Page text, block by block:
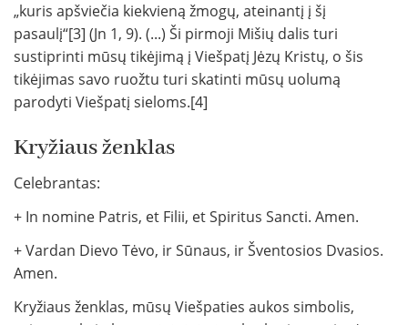
„kuris apšviečia kiekvieną žmogų, ateinantį į šį
pasaulį“[3] (Jn 1, 9). (...) Ši pirmoji Mišių dalis turi
sustiprinti mūsų tikėjimą į Viešpatį Jėzų Kristų, o šis
tikėjimas savo ruožtu turi skatinti mūsų uolumą
parodyti Viešpatį sieloms.[4]
Kryžiaus ženklas
Celebrantas:
+ In nomine Patris, et Filii, et Spiritus Sancti. Amen.
+ Vardan Dievo Tėvo, ir Sūnaus, ir Šventosios Dvasios.
Amen.
Kryžiaus ženklas, mūsų Viešpaties aukos simbolis,